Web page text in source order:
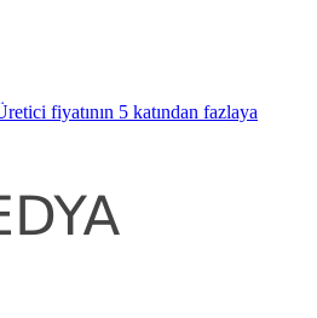
fiyatının 5 katından fazlaya